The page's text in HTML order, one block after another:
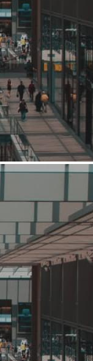
, Кемерово